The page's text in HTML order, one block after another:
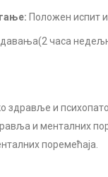
Положен испит
часа
здравље и
и менталних
поремећаја.